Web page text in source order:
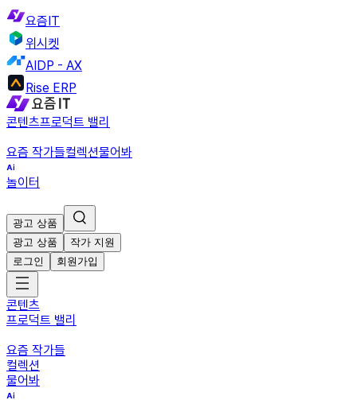
요즘IT
위시켓
AIDP - AX
Rise ERP
콘텐츠프로덕트 밸리
요즘 작가들컬렉션물어봐
놀이터
광고 상품
광고 상품
작가 지원
로그인
회원가입
콘텐츠
프로덕트 밸리
요즘 작가들
컬렉션
물어봐